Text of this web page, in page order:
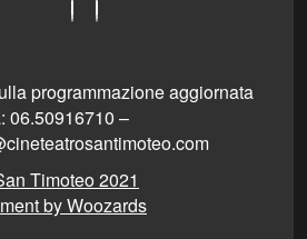
programmazione aggiornata
06.50916710 –
Timoteo 2021
by Woozards